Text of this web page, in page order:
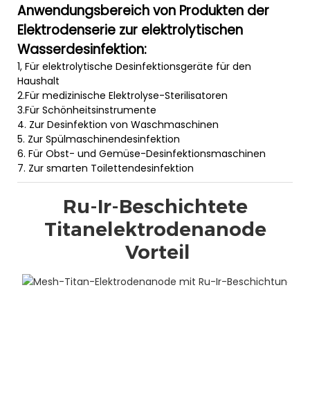
Anwendungsbereich von Produkten der
Elektrodenserie zur elektrolytischen
Wasserdesinfektion:
1, Für elektrolytische Desinfektionsgeräte für den
Haushalt
2.Für medizinische Elektrolyse-Sterilisatoren
3.Für Schönheitsinstrumente
4. Zur Desinfektion von Waschmaschinen
5. Zur Spülmaschinendesinfektion
6. Für Obst- und Gemüse-Desinfektionsmaschinen
7. Zur smarten Toilettendesinfektion
Ru-Ir-Beschichtete
Titanelektrodenanode
Vorteil